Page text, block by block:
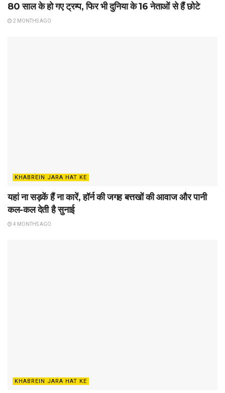
80 साल के हो गए ट्रम्प, फिर भी दुनिया के 16 नेताओं से हैं छोटे
2 MONTHS AGO
KHABREIN JARA HAT KE
यहां ना सड़कें हैं ना कारें, हॉर्न की जगह बत्तखों की आवाज और पानी
कल-कल देती है सुनाई
4 MONTHS AGO
KHABREIN JARA HAT KE